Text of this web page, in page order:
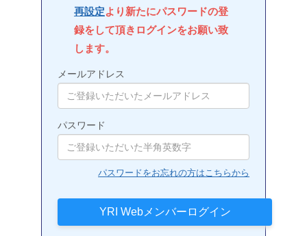
再設定より新たにパスワードの登
録をして頂きログインをお願い致
します。
メールアドレス
パスワード
パスワードをお忘れの方はこちらから